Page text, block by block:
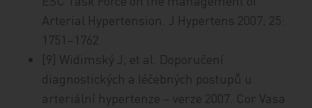
Arterial Hypertension. J Hypertens 2007; 25:
1751–1762.
[9] Widimský J, et al. Doporučení
diagnostických a léčebných postupů u
arteriální hypertenze – verze 2007. Cor Vasa